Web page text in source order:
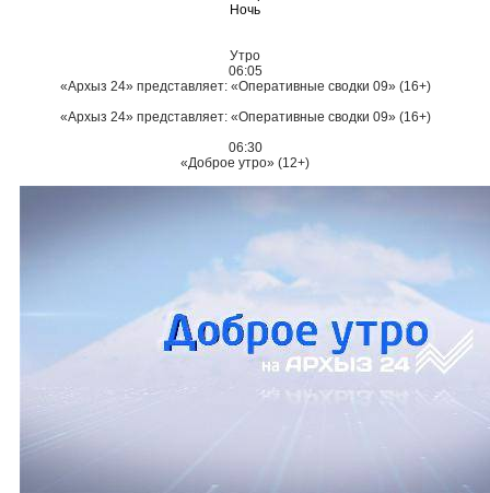
Ночь
Утро
06:05
«Архыз 24» представляет: «Оперативные сводки 09» (16+)
«Архыз 24» представляет: «Оперативные сводки 09» (16+)
06:30
«Доброе утро» (12+)